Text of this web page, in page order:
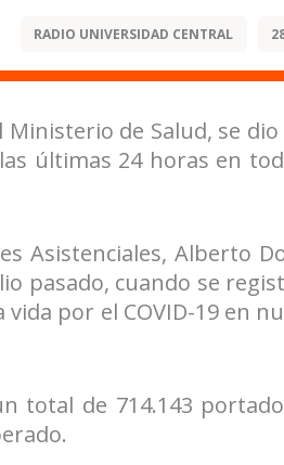
RADIO UNIVERSIDAD CENTRAL
de Salud, se
últimas 24 horas en
Asistenciales, Alberto
pasado, cuando se
por el COVID-19 en
total de 714.143